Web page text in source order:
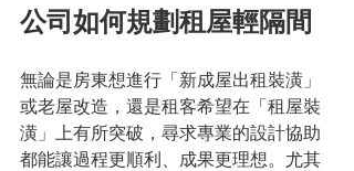
公司如何規劃租屋輕隔間
無論是房東想進行「新成屋出租裝潢」
或老屋改造，還是租客希望在「租屋裝
潢」上有所突破，尋求專業的設計協助
都能讓過程更順利、成果更理想。尤其